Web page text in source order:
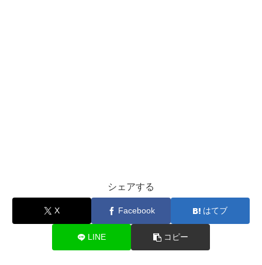
シェアする
X Facebook はてブ
LINE コピー